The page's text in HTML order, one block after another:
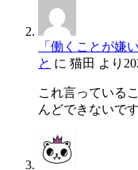
「働くことが嫌
と に 猫田 より
これ言っている
んどできないで